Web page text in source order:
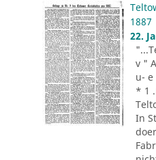
1887
22.
v "
u-
* 1
In